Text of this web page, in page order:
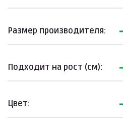
Размер производителя:
Подходит на рост (см):
Цвет: